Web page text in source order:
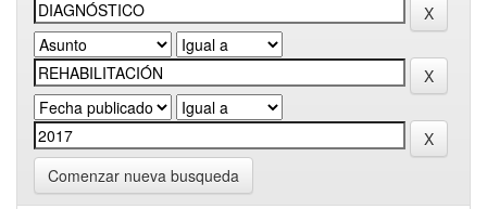
Comenzar nueva busqueda